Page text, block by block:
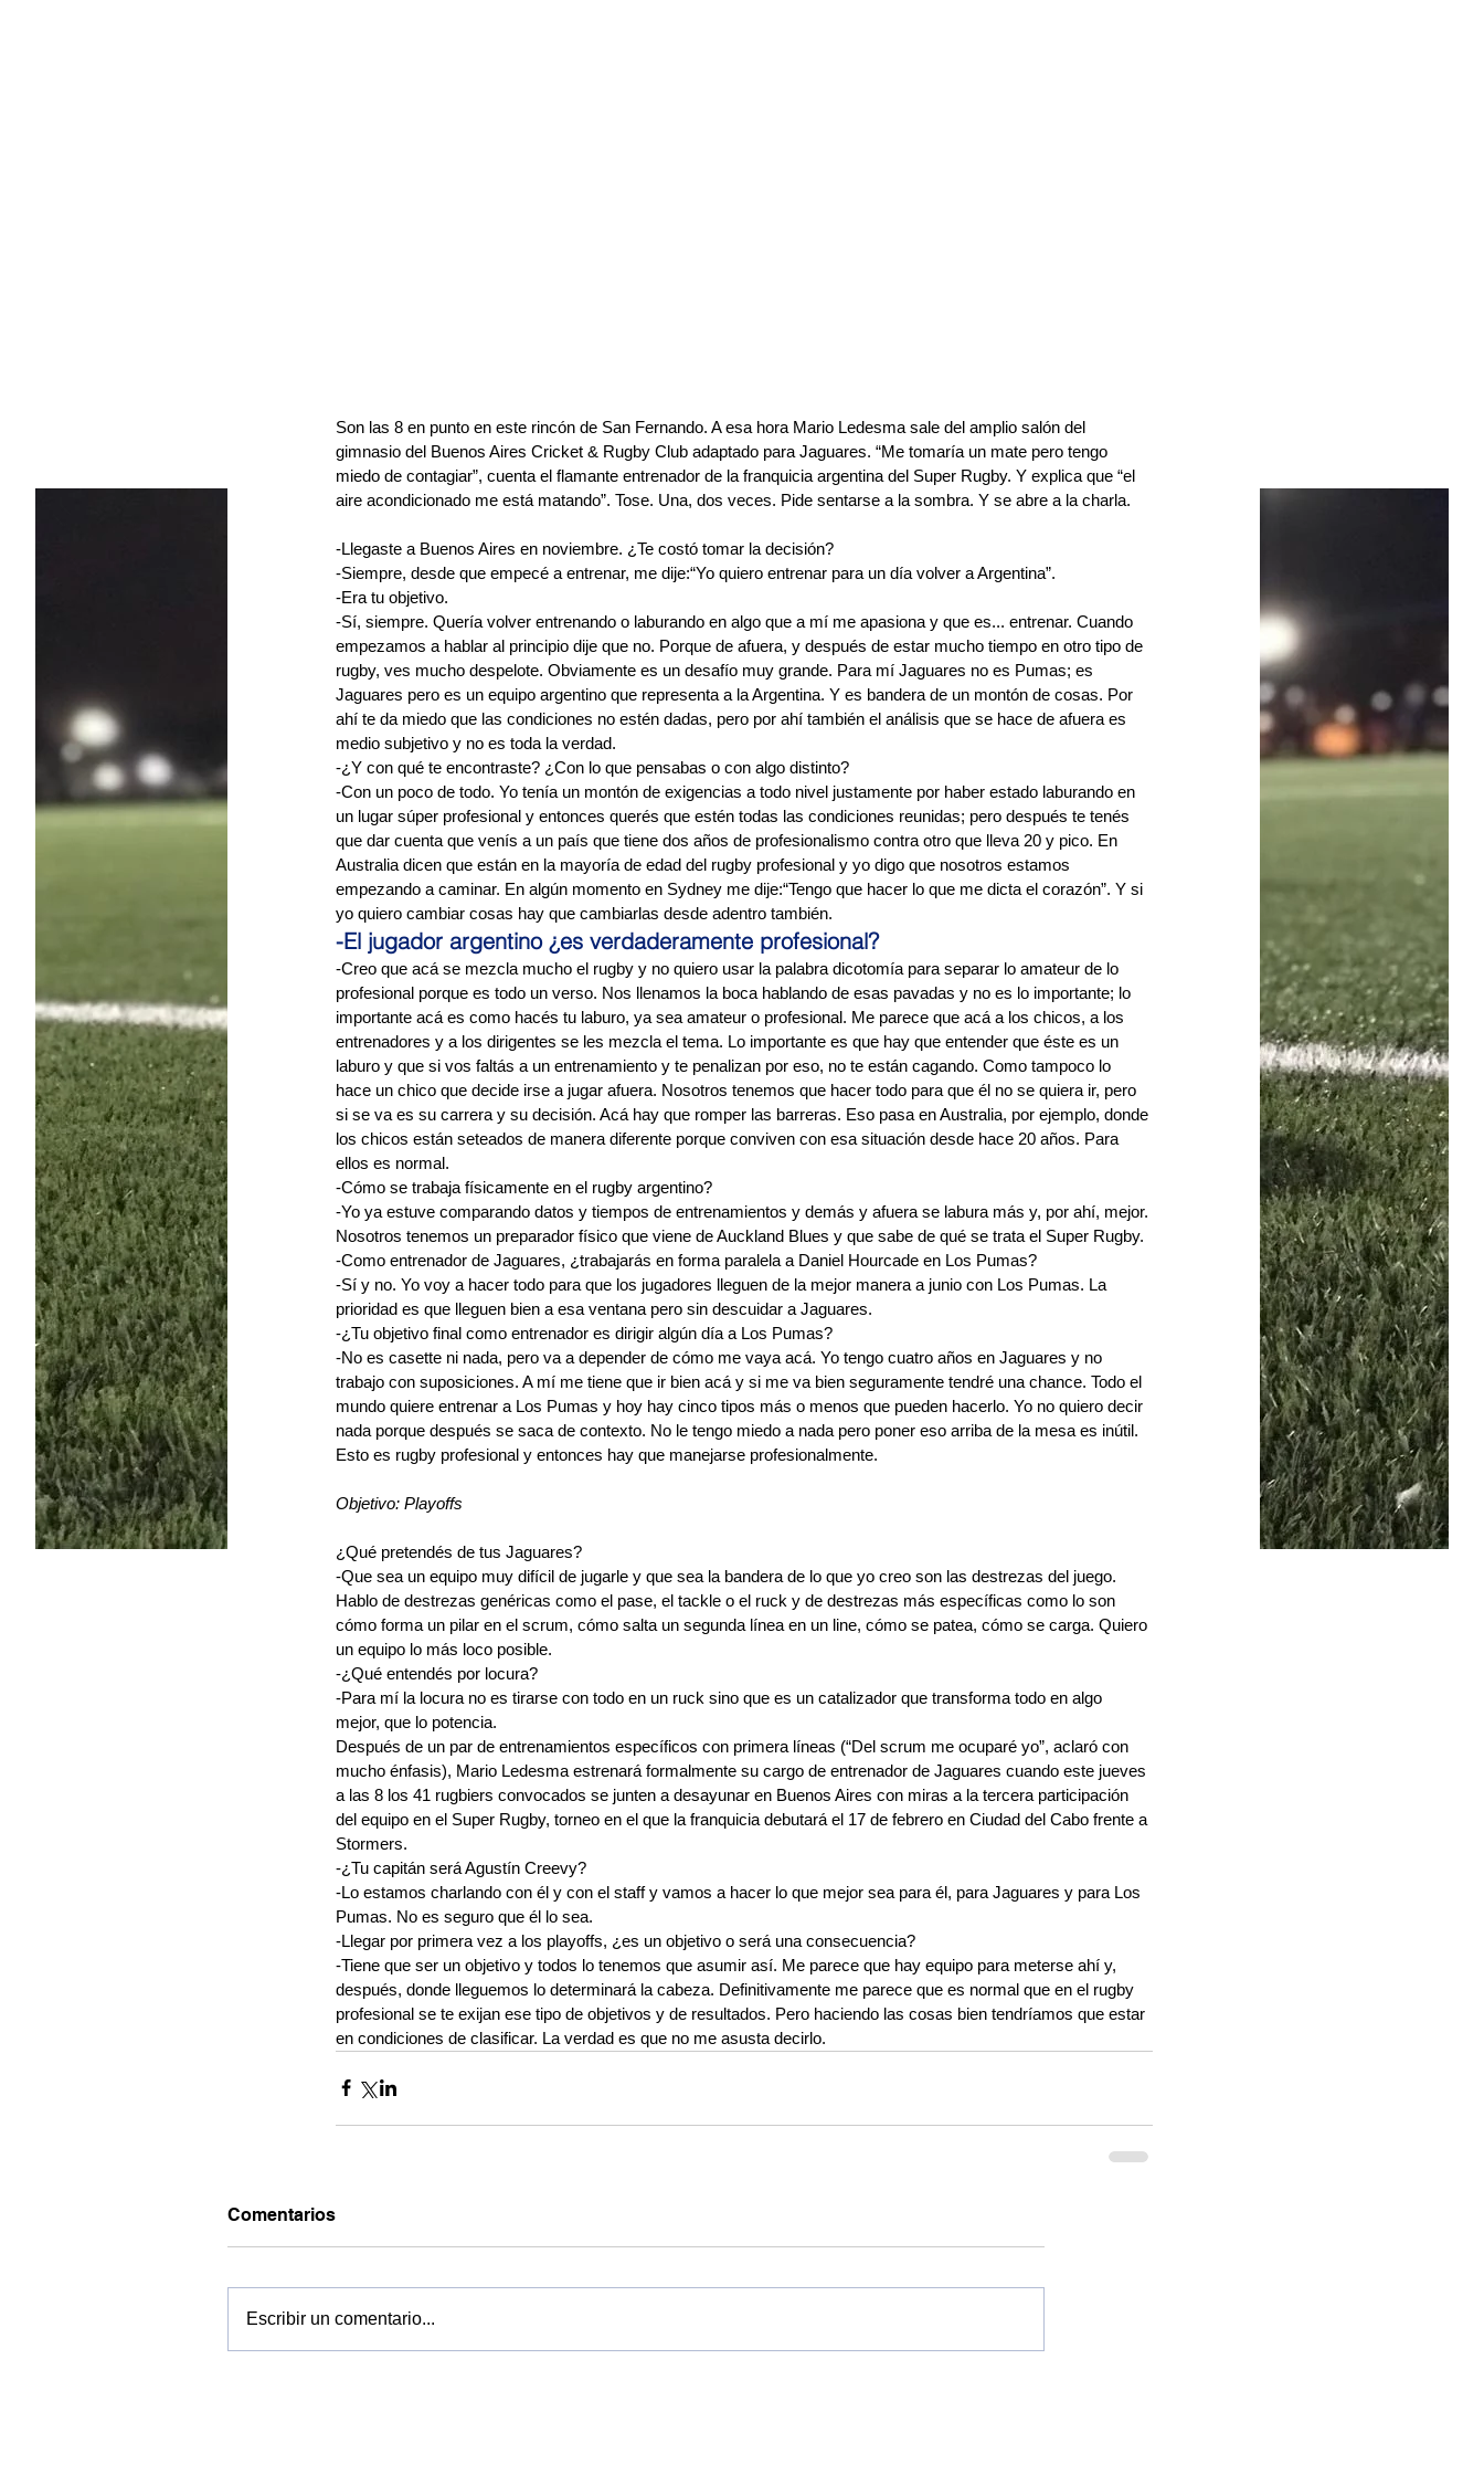
Son las 8 en punto en este rincón de San Fernando. A esa hora Mario Ledesma sale del amplio salón del
gimnasio del Buenos Aires Cricket & Rugby Club adaptado para Jaguares. “Me tomaría un mate pero tengo
miedo de contagiar”, cuenta el flamante entrenador de la franquicia argentina del Super Rugby. Y explica que “el
aire acondicionado me está matando”. Tose. Una, dos veces. Pide sentarse a la sombra. Y se abre a la charla.
-Llegaste a Buenos Aires en noviembre. ¿Te costó tomar la decisión?
-Siempre, desde que empecé a entrenar, me dije:“Yo quiero entrenar para un día volver a Argentina”.
-Era tu objetivo.
-Sí, siempre. Quería volver entrenando o laburando en algo que a mí me apasiona y que es... entrenar. Cuando
empezamos a hablar al principio dije que no. Porque de afuera, y después de estar mucho tiempo en otro tipo de
rugby, ves mucho despelote. Obviamente es un desafío muy grande. Para mí Jaguares no es Pumas; es
Jaguares pero es un equipo argentino que representa a la Argentina. Y es bandera de un montón de cosas. Por
ahí te da miedo que las condiciones no estén dadas, pero por ahí también el análisis que se hace de afuera es
medio subjetivo y no es toda la verdad.
-¿Y con qué te encontraste? ¿Con lo que pensabas o con algo distinto?
-Con un poco de todo. Yo tenía un montón de exigencias a todo nivel justamente por haber estado laburando en
un lugar súper profesional y entonces querés que estén todas las condiciones reunidas; pero después te tenés
que dar cuenta que venís a un país que tiene dos años de profesionalismo contra otro que lleva 20 y pico. En
Australia dicen que están en la mayoría de edad del rugby profesional y yo digo que nosotros estamos
empezando a caminar. En algún momento en Sydney me dije:“Tengo que hacer lo que me dicta el corazón”. Y si
yo quiero cambiar cosas hay que cambiarlas desde adentro también.
-El jugador argentino ¿es verdaderamente profesional?
-Creo que acá se mezcla mucho el rugby y no quiero usar la palabra dicotomía para separar lo amateur de lo
profesional porque es todo un verso. Nos llenamos la boca hablando de esas pavadas y no es lo importante; lo
importante acá es como hacés tu laburo, ya sea amateur o profesional. Me parece que acá a los chicos, a los
entrenadores y a los dirigentes se les mezcla el tema. Lo importante es que hay que entender que éste es un
laburo y que si vos faltás a un entrenamiento y te penalizan por eso, no te están cagando. Como tampoco lo
hace un chico que decide irse a jugar afuera. Nosotros tenemos que hacer todo para que él no se quiera ir, pero
si se va es su carrera y su decisión. Acá hay que romper las barreras. Eso pasa en Australia, por ejemplo, donde
los chicos están seteados de manera diferente porque conviven con esa situación desde hace 20 años. Para
ellos es normal.
-Cómo se trabaja físicamente en el rugby argentino?
-Yo ya estuve comparando datos y tiempos de entrenamientos y demás y afuera se labura más y, por ahí, mejor.
Nosotros tenemos un preparador físico que viene de Auckland Blues y que sabe de qué se trata el Super Rugby.
-Como entrenador de Jaguares, ¿trabajarás en forma paralela a Daniel Hourcade en Los Pumas?
-Sí y no. Yo voy a hacer todo para que los jugadores lleguen de la mejor manera a junio con Los Pumas. La
prioridad es que lleguen bien a esa ventana pero sin descuidar a Jaguares.
-¿Tu objetivo final como entrenador es dirigir algún día a Los Pumas?
-No es casette ni nada, pero va a depender de cómo me vaya acá. Yo tengo cuatro años en Jaguares y no
trabajo con suposiciones. A mí me tiene que ir bien acá y si me va bien seguramente tendré una chance. Todo el
mundo quiere entrenar a Los Pumas y hoy hay cinco tipos más o menos que pueden hacerlo. Yo no quiero decir
nada porque después se saca de contexto. No le tengo miedo a nada pero poner eso arriba de la mesa es inútil.
Esto es rugby profesional y entonces hay que manejarse profesionalmente.
Objetivo: Playoffs
¿Qué pretendés de tus Jaguares?
-Que sea un equipo muy difícil de jugarle y que sea la bandera de lo que yo creo son las destrezas del juego.
Hablo de destrezas genéricas como el pase, el tackle o el ruck y de destrezas más específicas como lo son
cómo forma un pilar en el scrum, cómo salta un segunda línea en un line, cómo se patea, cómo se carga. Quiero
un equipo lo más loco posible.
-¿Qué entendés por locura?
-Para mí la locura no es tirarse con todo en un ruck sino que es un catalizador que transforma todo en algo
mejor, que lo potencia.
Después de un par de entrenamientos específicos con primera líneas (“Del scrum me ocuparé yo”, aclaró con
mucho énfasis), Mario Ledesma estrenará formalmente su cargo de entrenador de Jaguares cuando este jueves
a las 8 los 41 rugbiers convocados se junten a desayunar en Buenos Aires con miras a la tercera participación
del equipo en el Super Rugby, torneo en el que la franquicia debutará el 17 de febrero en Ciudad del Cabo frente a
Stormers.
-¿Tu capitán será Agustín Creevy?
-Lo estamos charlando con él y con el staff y vamos a hacer lo que mejor sea para él, para Jaguares y para Los
Pumas. No es seguro que él lo sea.
-Llegar por primera vez a los playoffs, ¿es un objetivo o será una consecuencia?
-Tiene que ser un objetivo y todos lo tenemos que asumir así. Me parece que hay equipo para meterse ahí y,
después, donde lleguemos lo determinará la cabeza. Definitivamente me parece que es normal que en el rugby
profesional se te exijan ese tipo de objetivos y de resultados. Pero haciendo las cosas bien tendríamos que estar
en condiciones de clasificar. La verdad es que no me asusta decirlo.
Comentarios
Escribir un comentario...